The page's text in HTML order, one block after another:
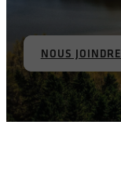
NOUS JOINDRE